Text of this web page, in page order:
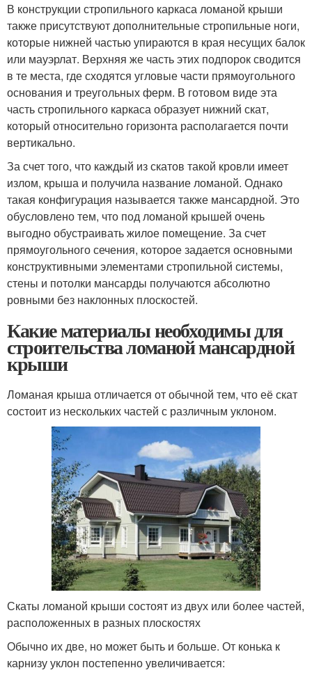
В конструкции стропильного каркаса ломаной крыши
также присутствуют дополнительные стропильные ноги,
которые нижней частью упираются в края несущих балок
или мауэрлат. Верхняя же часть этих подпорок сводится
в те места, где сходятся угловые части прямоугольного
основания и треугольных ферм. В готовом виде эта
часть стропильного каркаса образует нижний скат,
который относительно горизонта располагается почти
вертикально.
За счет того, что каждый из скатов такой кровли имеет
излом, крыша и получила название ломаной. Однако
такая конфигурация называется также мансардной. Это
обусловлено тем, что под ломаной крышей очень
выгодно обустраивать жилое помещение. За счет
прямоугольного сечения, которое задается основными
конструктивными элементами стропильной системы,
стены и потолки мансарды получаются абсолютно
ровными без наклонных плоскостей.
Какие материалы необходимы для
строительства ломаной мансардной
крыши
Ломаная крыша отличается от обычной тем, что её скат
состоит из нескольких частей с различным уклоном.
Скаты ломаной крыши состоят из двух или более частей,
расположенных в разных плоскостях
Обычно их две, но может быть и больше. От конька к
карнизу уклон постепенно увеличивается: